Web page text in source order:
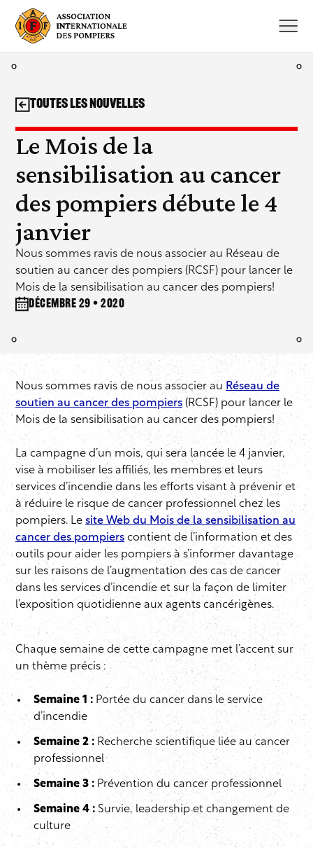
contenu
Le Mois de la
sensibilisation au cancer
des pompiers débute le 4
janvier
Nous sommes ravis de nous associer au Réseau de
soutien au cancer des pompiers (RCSF) pour lancer le
Mois de la sensibilisation au cancer des pompiers!
Décembre 29 • 2020
Toutes les nouvelles
Nous sommes ravis de nous associer au Réseau de
soutien au cancer des pompiers (RCSF) pour lancer le
Mois de la sensibilisation au cancer des pompiers!
La campagne d’un mois, qui sera lancée le 4 janvier,
vise à mobiliser les affiliés, les membres et leurs
services d’incendie dans les efforts visant à prévenir et
à réduire le risque de cancer professionnel chez les
pompiers. Le site Web du Mois de la sensibilisation au
cancer des pompiers contient de l’information et des
outils pour aider les pompiers à s’informer davantage
sur les raisons de l’augmentation des cas de cancer
dans les services d’incendie et sur la façon de limiter
l’exposition quotidienne aux agents cancérigènes.
Chaque semaine de cette campagne met l’accent sur
un thème précis :
Semaine 1 : Portée du cancer dans le service
d’incendie
Semaine 2 : Recherche scientifique liée au cancer
professionnel
Semaine 3 : Prévention du cancer professionnel
Semaine 4 :Survie, leadership et changement de
culture